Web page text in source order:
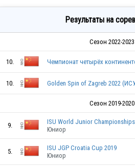
Результаты на
Сезон 2022-2023
10. Чемпионат четырёх
10. Golden Spin of Zagreb 2022
Сезон 2019-2020
9.
ISU World Junior
Юниор
5.
ISU JGP Croatia Cup 2019
Юниор